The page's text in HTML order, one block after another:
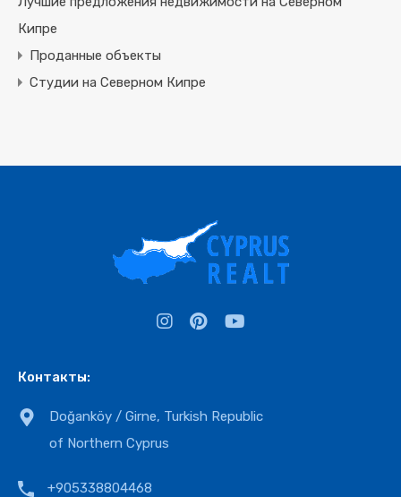
Кипре
Проданные объекты
Студии на Северном Кипре
Контакты:
Doğanköy / Girne, Turkish Republic
of Northern Cyprus
+905338804468